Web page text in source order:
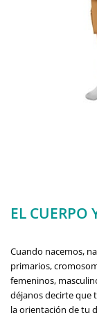
EL CUERPO
Cuando nacemos,
primarios,
femeninos,
déjanos decirte que
la orientación de tu